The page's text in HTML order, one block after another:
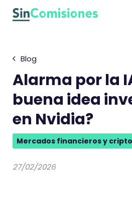
Blog
Alarma por la
buena idea
en Nvidia?
Mercados financieros y
27/02/2026